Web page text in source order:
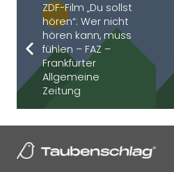
ZDF-Film „Du sollst
hören“: Wer nicht
hören kann, muss
fühlen – FAZ –
Frankfurter
Allgemeine
Zeitung